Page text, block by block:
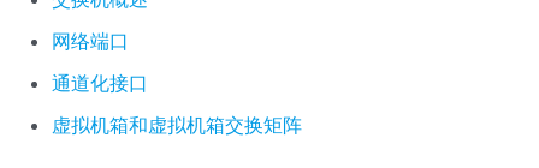
网络端口
通道化接口
虚拟机箱和虚拟机箱交换矩阵